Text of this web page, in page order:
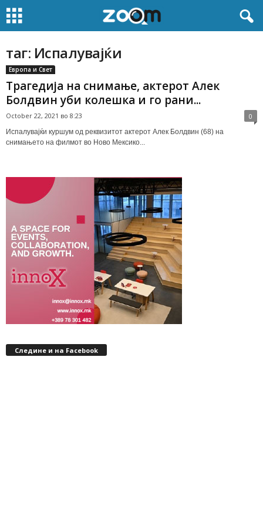
таг: Испалувајќи
Европа и Свет
Трагедија на снимање, актерот Алек
Болдвин уби колешка и го рани...
October 22, 2021 во 8:23 0
Испалувајќи куршум од реквизитот актерот Алек Болдвин (68) на
снимањето на филмот во Ново Мексико...
Следине и на Facebook